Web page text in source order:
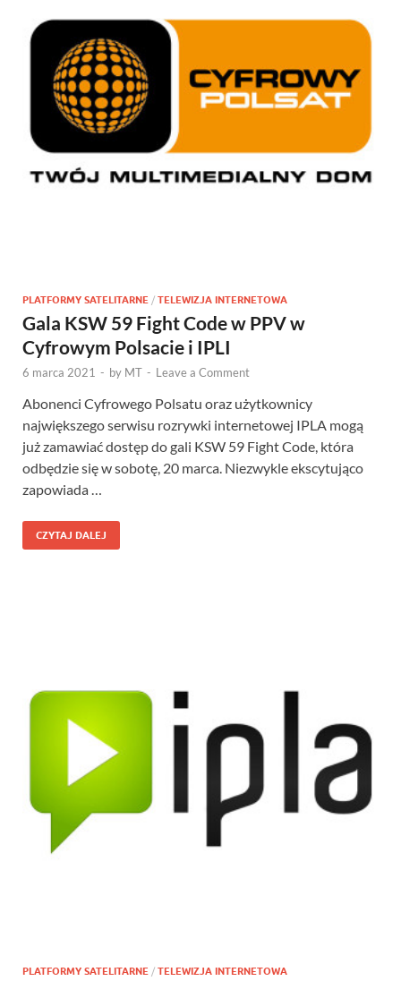
PLATFORMY SATELITARNE / TELEWIZJA INTERNETOWA
Gala KSW 59 Fight Code w PPV w
Cyfrowym Polsacie i IPLI
6 marca 2021 - by MT - Leave a Comment
Abonenci Cyfrowego Polsatu oraz użytkownicy
największego serwisu rozrywki internetowej IPLA mogą
już zamawiać dostęp do gali KSW 59 Fight Code, która
odbędzie się w sobotę, 20 marca. Niezwykle ekscytująco
zapowiada …
CZYTAJ DALEJ
PLATFORMY SATELITARNE / TELEWIZJA INTERNETOWA